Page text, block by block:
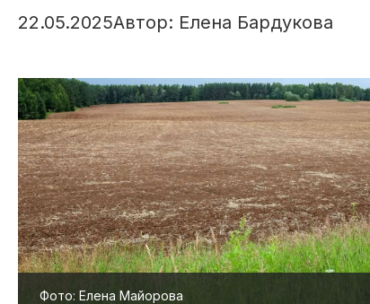
22.05.2025Автор: Елена Бардукова
Фото: Елена Майорова